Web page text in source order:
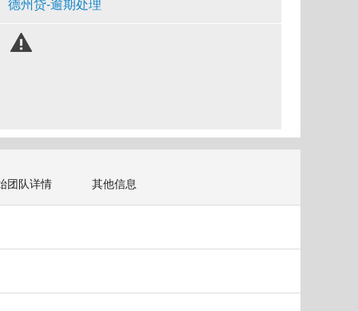
德州贷-逾期处理
团队详情 其他信息